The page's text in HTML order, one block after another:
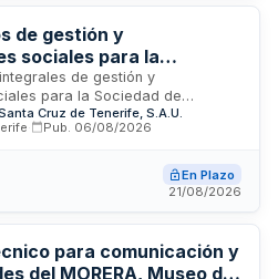
de contenidos audiovisuales
diferentes canales publicitarios y
de gestión y
sociales para la
de Santa Cruz de
de gestión y
para la Sociedad de
Tenerife. El servicio incluye la
evaluación y
las redes de la entidad,
de Santa Cruz como destino
y optimizar el rendimiento de
campañas segmentadas y
Cruz de Tenerife, S.A.U.
Pub. 06/08/2026
En Plazo
21/08/2026
para comunicación y
del MORERA, Museo de